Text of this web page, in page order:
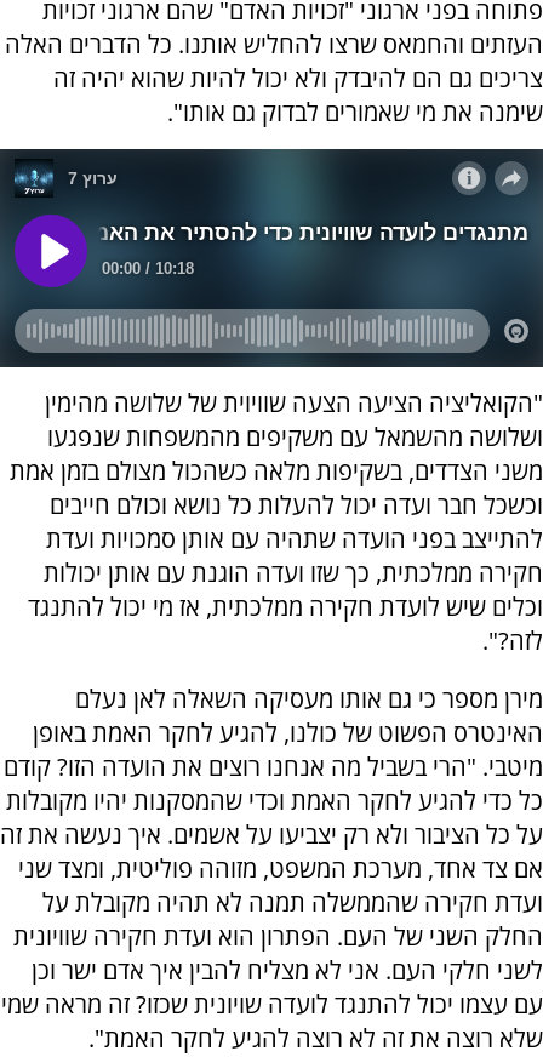
פתוחה בפני ארגוני "זכויות האדם" שהם ארגוני זכויות
העזתים והחמאס שרצו להחליש אותנו. כל הדברים האלה
צריכים גם הם להיבדק ולא יכול להיות שהוא יהיה זה
שימנה את מי שאמורים לבדוק גם אותו".
"הקואליציה הציעה הצעה שוויוית של שלושה מהימין
ושלושה מהשמאל עם משקיפים מהמשפחות שנפגעו
משני הצדדים, בשקיפות מלאה כשהכול מצולם בזמן אמת
וכשכל חבר ועדה יכול להעלות כל נושא וכולם חייבים
להתייצב בפני הועדה שתהיה עם אותן סמכויות ועדת
חקירה ממלכתית, כך שזו ועדה הוגנת עם אותן יכולות
וכלים שיש לועדת חקירה ממלכתית, אז מי יכול להתנגד
לזה?".
מירן מספר כי גם אותו מעסיקה השאלה לאן נעלם
האינטרס הפשוט של כולנו, להגיע לחקר האמת באופן
מיטבי. "הרי בשביל מה אנחנו רוצים את הועדה הזו? קודם
כל כדי להגיע לחקר האמת וכדי שהמסקנות יהיו מקובלות
על כל הציבור ולא רק יצביעו על אשמים. איך נעשה את זה
אם צד אחד, מערכת המשפט, מזוהה פוליטית, ומצד שני
ועדת חקירה שהממשלה תמנה לא תהיה מקובלת על
החלק השני של העם. הפתרון הוא ועדת חקירה שוויונית
לשני חלקי העם. אני לא מצליח להבין איך אדם ישר וכן
עם עצמו יכול להתנגד לועדה שויונית שכזו? זה מראה שמי
שלא רוצה את זה לא רוצה להגיע לחקר האמת".